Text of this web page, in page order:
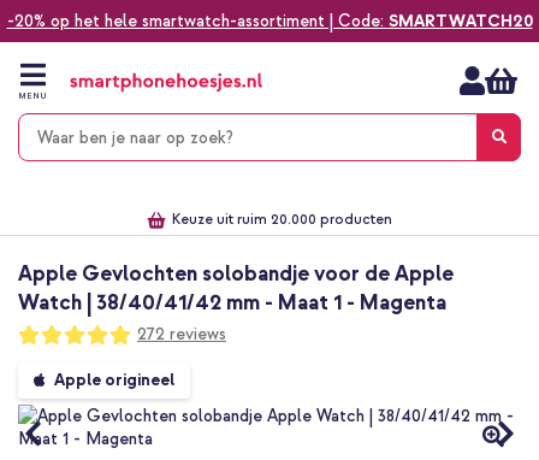
-20% op het hele smartwatch-assortiment | Code: SMARTWATCH20
naar
inhoud
MENU
Alles voor jouw telefoon, tablet, smartwatch of laptop
We've got you covered!
Apple Gevlochten solobandje voor de Apple
Watch | 38/40/41/42 mm - Maat 1 - Magenta
Waardering:
98
100
272 reviews
Ga
naar
het
einde
Apple origineel